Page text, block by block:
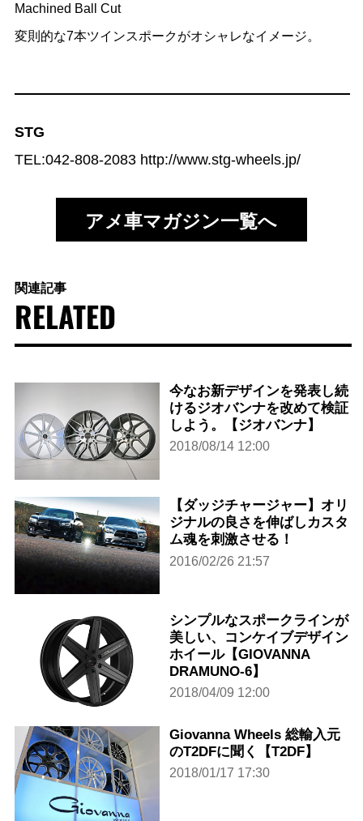
Machined Ball Cut
変則的な7本ツインスポークがオシャレなイメージ。
STG
TEL:042-808-2083 http://www.stg-wheels.jp/
アメ車マガジン一覧へ
関連記事
RELATED
今なお新デザインを発表し続
けるジオバンナを改めて検証
しよう。【ジオバンナ】
2018/08/14 12:00
【ダッジチャージャー】オリ
ジナルの良さを伸ばしカスタ
ム魂を刺激させる！
2016/02/26 21:57
シンプルなスポークラインが
美しい、コンケイブデザイン
ホイール【GIOVANNA
DRAMUNO-6】
2018/04/09 12:00
Giovanna Wheels 総輸入元
のT2DFに聞く【T2DF】
2018/01/17 17:30